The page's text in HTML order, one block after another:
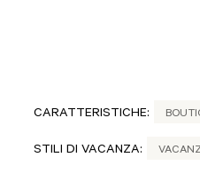
CARATTERISTICHE:
STILI DI VACANZA: